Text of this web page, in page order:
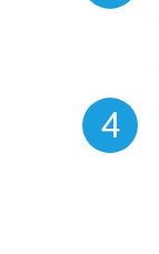
4